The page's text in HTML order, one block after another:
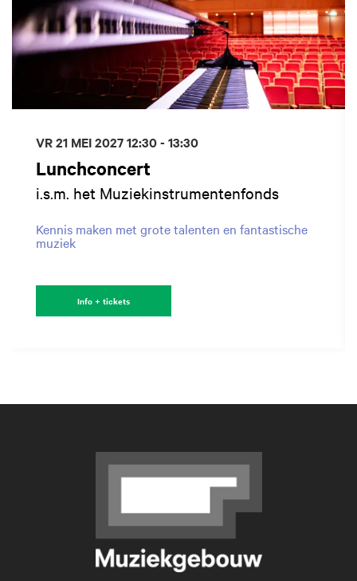
Lunchconcert
i.s.m. het Muziekinstrumentenfonds
Kennis maken met grote talenten en fantastische
muziek
VR 21 MEI 202712:30 - 13:30
Info + tickets